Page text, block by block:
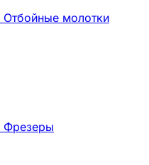
Отбойные молотки
Фрезеры